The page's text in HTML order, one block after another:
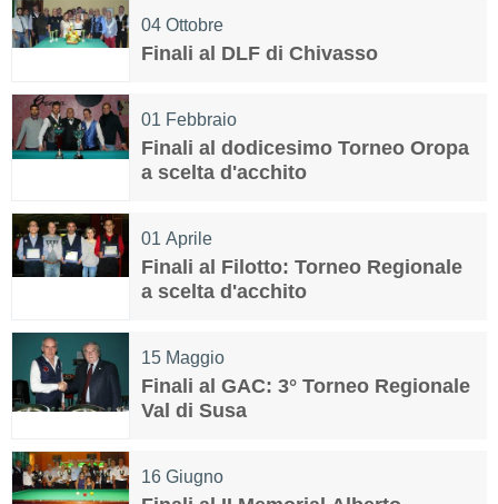
04 Ottobre
Finali al DLF di Chivasso
01 Febbraio
Finali al dodicesimo Torneo Oropa
a scelta d'acchito
01 Aprile
Finali al Filotto: Torneo Regionale
a scelta d'acchito
15 Maggio
Finali al GAC: 3° Torneo Regionale
Val di Susa
16 Giugno